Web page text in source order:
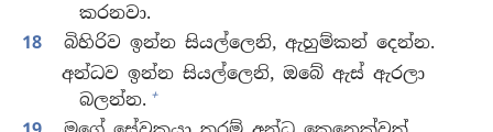
කරනවා.
18
බිහිරිව ඉන්න සියල්ලෙනි, ඇහුම්කන් දෙන්න.
අන්ධව ඉන්න සියල්ලෙනි, ඔබේ ඇස් ඇරලා
බලන්න. +